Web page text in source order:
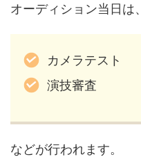
オーディション当日は、
カメラテスト
演技審査
などが行われます。